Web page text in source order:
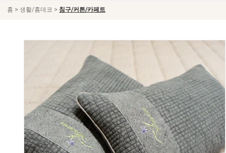
홈 > 생활/홈데코 > 침구/커튼/카페트